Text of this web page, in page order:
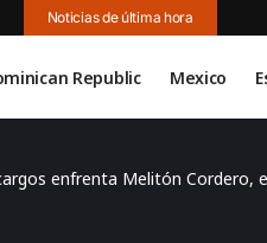
Noticias de última hora
Republic Mexico
enfrenta Melitón Cordero,